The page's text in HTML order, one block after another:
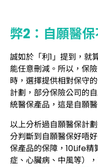
弊2：自願醫
誠如於「利1」提到，就
能任意刪減。所以，保
時，選擇提供相對保守
計劃，部分保險公司的
統醫保產品，這是自願
以上分析過自願醫保計
分判斷到自願醫保好唔
保產品的保障，10Life
症、心臟病、中風等）